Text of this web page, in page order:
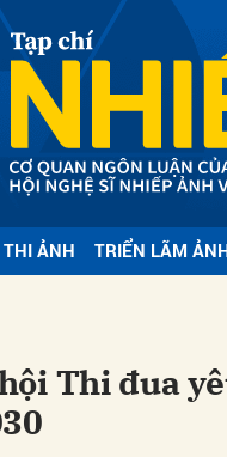
THI ẢNH TRIỂN LÃM
Thi đua
bình luận